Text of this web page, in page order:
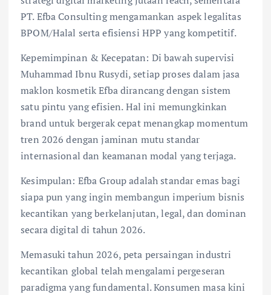
PT. Efba Consulting mengamankan aspek legalitas
BPOM/Halal serta efisiensi HPP yang kompetitif.
Kepemimpinan & Kecepatan: Di bawah supervisi
Muhammad Ibnu Rusydi, setiap proses dalam jasa
maklon kosmetik Efba dirancang dengan sistem
satu pintu yang efisien. Hal ini memungkinkan
brand untuk bergerak cepat menangkap momentum
tren 2026 dengan jaminan mutu standar
internasional dan keamanan modal yang terjaga.
Kesimpulan: Efba Group adalah standar emas bagi
siapa pun yang ingin membangun imperium bisnis
kecantikan yang berkelanjutan, legal, dan dominan
secara digital di tahun 2026.
Memasuki tahun 2026, peta persaingan industri
kecantikan global telah mengalami pergeseran
paradigma yang fundamental. Konsumen masa kini